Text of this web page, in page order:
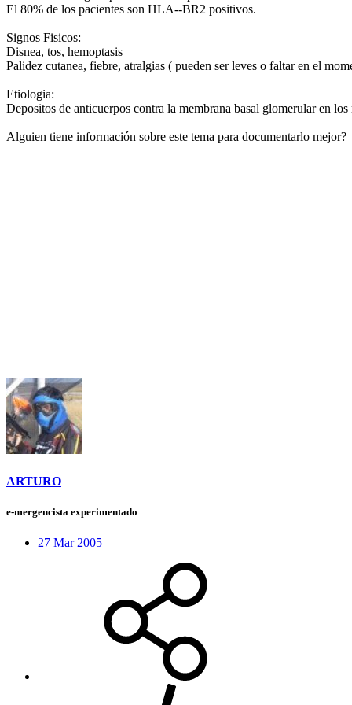
El 80% de los pacientes son HLA--BR2 positivos.
Signos Fisicos:
Disnea, tos, hemoptasis
Palidez cutanea, fiebre, atralgias ( pueden ser leves o faltar en el
Etiologia:
Depositos de anticuerpos contra la membrana basal glomerular en
Alguien tiene información sobre este tema para documentarlo mejor?
ARTURO
e-mergencista experimentado
27 Mar 2005